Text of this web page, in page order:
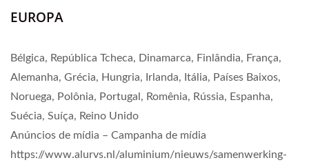
EUROPA
Bélgica, República Tcheca, Dinamarca, Finlândia, França,
Alemanha, Grécia, Hungria, Irlanda, Itália, Países Baixos,
Noruega, Polônia, Portugal, Romênia, Rússia, Espanha,
Suécia, Suíça, Reino Unido
Anúncios de mídia – Campanha de mídia
https://www.alurvs.nl/aluminium/nieuws/samenwerking-